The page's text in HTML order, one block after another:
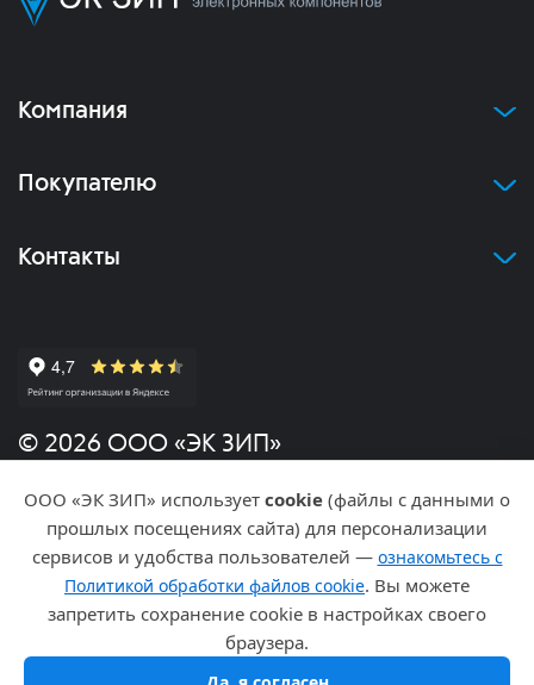
Компания
Покупателю
Контакты
© 2026 ООО «ЭК ЗИП»
Политика конфиденциальности
Разработка и продвижение
ООО «ЭК ЗИП» использует cookie (файлы с данными о
прошлых посещениях сайта) для персонализации
сервисов и удобства пользователей — ознакомьтесь с
Политикой обработки файлов cookie. Вы можете
запретить сохранение cookie в настройках своего
браузера.